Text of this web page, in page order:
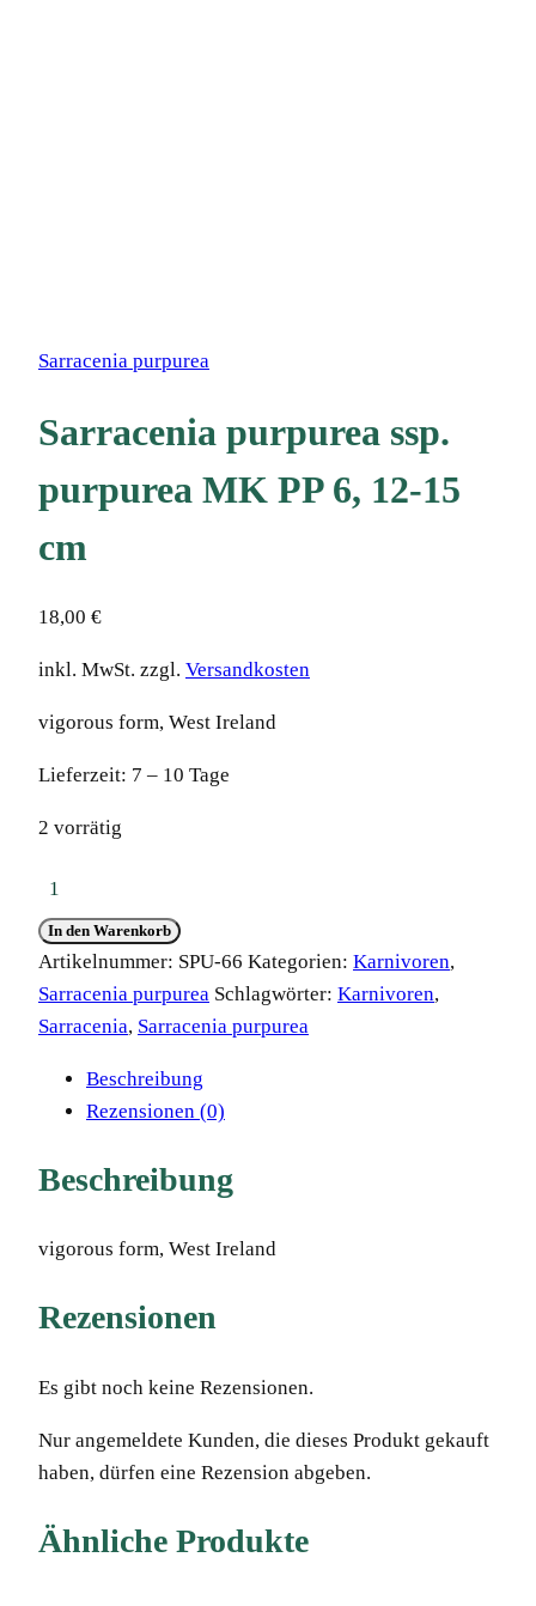
Sarracenia purpurea
Sarracenia purpurea ssp.
purpurea MK PP 6, 12-15
cm
18,00 €
inkl. MwSt. zzgl. Versandkosten
vigorous form, West Ireland
Lieferzeit: 7 – 10 Tage
2 vorrätig
Sarracenia
ssp.
purpurea
MK
PP
cm
In den Warenkorb
Artikelnummer: SPU-66 Kategorien: Karnivoren,
Sarracenia purpurea Schlagwörter: Karnivoren,
Sarracenia, Sarracenia purpurea
Beschreibung
Rezensionen (0)
Beschreibung
vigorous form, West Ireland
Rezensionen
Es gibt noch keine Rezensionen.
Nur angemeldete Kunden, die dieses Produkt gekauft
haben, dürfen eine Rezension abgeben.
Ähnliche Produkte